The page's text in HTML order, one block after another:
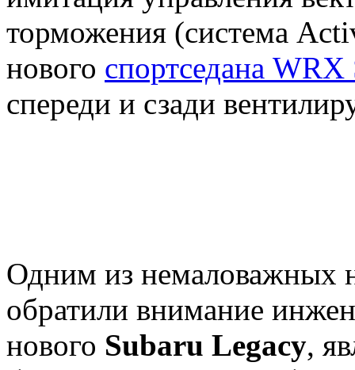
торможения (система
нового спортседана
спереди и сзади
Одним из немаловажных
обратили внимание
нового Subaru Legacy,